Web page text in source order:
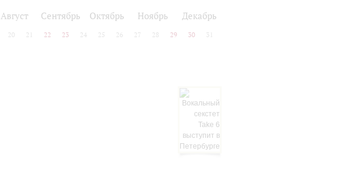
Август Сентябрь Октябрь Ноябрь Декабрь
20 21 22 23 24 25 26 27 28 29 30 31